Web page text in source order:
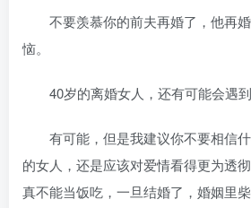
不要羡慕你的前夫再婚了，他再婚
恼。
40岁的离婚女人，还有可能会遇到
有可能，但是我建议你不要相信什
的女人，还是应该对爱情看得更为透
真不能当饭吃，一旦结婚了，婚姻里